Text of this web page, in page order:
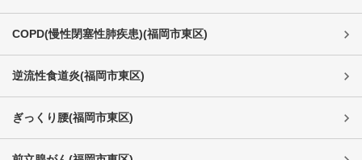
COPD(慢性閉塞性肺疾患)(福岡市東区)
逆流性食道炎(福岡市東区)
ぎっくり腰(福岡市東区)